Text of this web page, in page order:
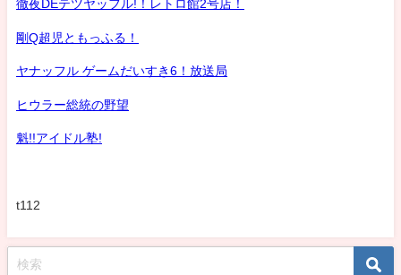
徹夜DEテツヤッフル!！レトロ館2号店！
剛Q超児ともっふる！
ヤナッフル ゲームだいすき6！放送局
ヒウラー総統の野望
魁!!アイドル塾!
t112